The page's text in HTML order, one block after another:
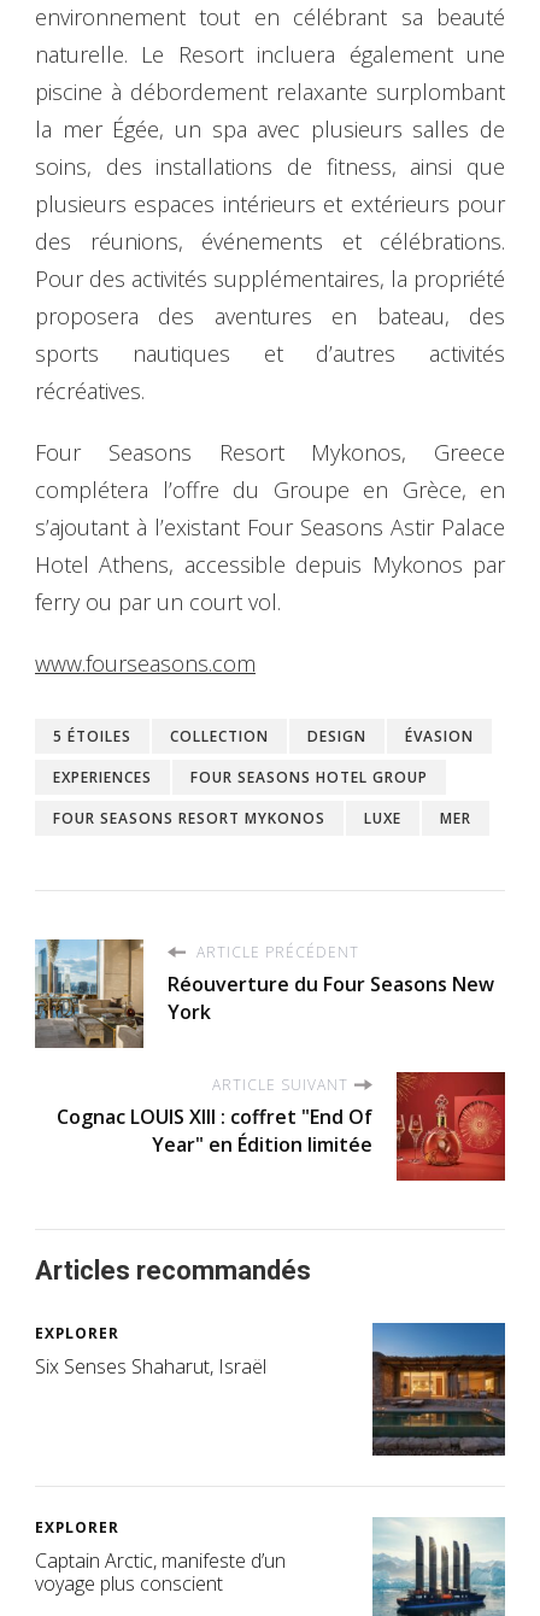
environnement tout en célébrant sa beauté
naturelle. Le Resort incluera également une
piscine à débordement relaxante surplombant
la mer Égée, un spa avec plusieurs salles de
soins, des installations de fitness, ainsi que
plusieurs espaces intérieurs et extérieurs pour
des réunions, événements et célébrations.
Pour des activités supplémentaires, la propriété
proposera des aventures en bateau, des
sports nautiques et d’autres activités
récréatives.
Four Seasons Resort Mykonos, Greece
complétera l’offre du Groupe en Grèce, en
s’ajoutant à l’existant Four Seasons Astir Palace
Hotel Athens, accessible depuis Mykonos par
ferry ou par un court vol.
www.fourseasons.com
5 ÉTOILES COLLECTION DESIGN
ÉVASION
EXPERIENCES
FOUR SEASONS HOTEL GROUP
FOUR SEASONS RESORT MYKONOS
LUXE MER
ARTICLE PRÉCÉDENT
Réouverture du Four Seasons New
York
ARTICLE SUIVANT
Cognac LOUIS XIII : coffret "End Of
Year" en Édition limitée
Articles recommandés
EXPLORER
Six Senses Shaharut, Israël
EXPLORER
Captain Arctic, manifeste d’un
voyage plus conscient